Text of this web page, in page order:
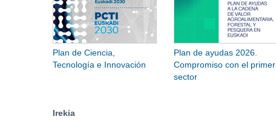
Plan de Ciencia,
Tecnología e Innovación
Plan de ayudas 2026.
Compromiso con el primer
sector
Irekia